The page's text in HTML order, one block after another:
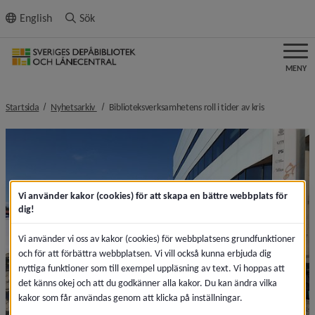
innehållet
English Sök
MENY
Startsida Nyhetsarkiv nivå i brödsmulenavigeringen
Biblioteksverksamhetens roll i tider av krisnivå i
Vi använder kakor (cookies) för att skapa en bättre webbplats för
dig!
Vi använder vi oss av kakor (cookies) för webbplatsens grundfunktioner
och för att förbättra webbplatsen. Vi vill också kunna erbjuda dig
nyttiga funktioner som till exempel uppläsning av text. Vi hoppas att
det känns okej och att du godkänner alla kakor. Du kan ändra vilka
kakor som får användas genom att klicka på inställningar.